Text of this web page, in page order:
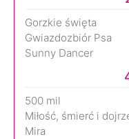
Gorzkie święta
Gwiazdozbiór Psa
Sunny Dancer
500 mil
Miłość, śmierć i
Mira